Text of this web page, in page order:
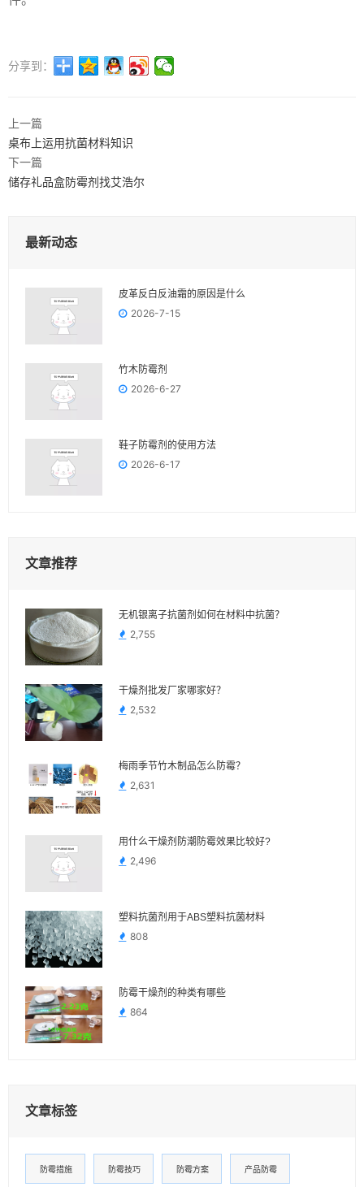
分享到：
上一篇
桌布上运用抗菌材料知识
下一篇
储存礼品盒防霉剂找艾浩尔
最新动态
皮革反白反油霜的原因是什么
2026-7-15
竹木防霉剂
2026-6-27
鞋子防霉剂的使用方法
2026-6-17
文章推荐
无机银离子抗菌剂如何在材料中抗菌？
2,755
干燥剂批发厂家哪家好？
2,532
梅雨季节竹木制品怎么防霉？
2,631
用什么干燥剂防潮防霉效果比较好?
2,496
塑料抗菌剂用于ABS塑料抗菌材料
808
防霉干燥剂的种类有哪些
864
文章标签
防霉措施 防霉技巧 防霉方案 产品防霉